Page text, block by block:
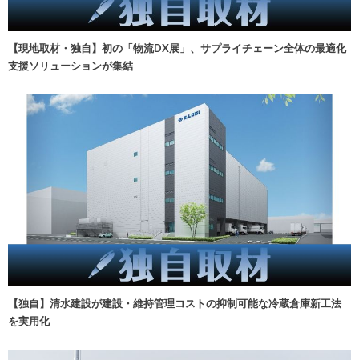
【現地取材・独自】初の「物流DX展」、サプライチェーン全体の最適化
支援ソリューションが集結
【独自】清水建設が建設・維持管理コストの抑制可能な冷蔵倉庫新工法
を実用化